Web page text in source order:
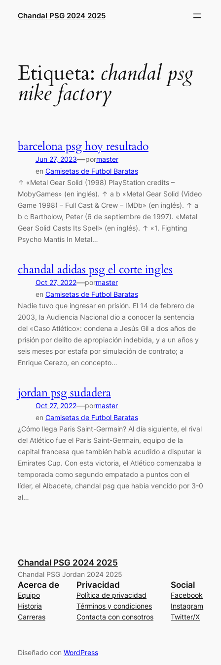
Chandal PSG 2024 2025
Etiqueta: chandal psg
nike factory
barcelona psg hoy resultado
Jun 27, 2023—pormaster
en Camisetas de Futbol Baratas
↑ «Metal Gear Solid (1998) PlayStation credits –
MobyGames» (en inglés). ↑ a b «Metal Gear Solid (Video
Game 1998) – Full Cast & Crew – IMDb» (en inglés). ↑ a
b c Bartholow, Peter (6 de septiembre de 1997). «Metal
Gear Solid Casts Its Spell» (en inglés). ↑ «1. Fighting
Psycho Mantis In Metal…
chandal adidas psg el corte ingles
Oct 27, 2022—pormaster
en Camisetas de Futbol Baratas
Nadie tuvo que ingresar en prisión. El 14 de febrero de
2003, la Audiencia Nacional dio a conocer la sentencia
del «Caso Atlético»: condena a Jesús Gil a dos años de
prisión por delito de apropiación indebida, y a un años y
seis meses por estafa por simulación de contrato; a
Enrique Cerezo, en concepto…
jordan psg sudadera
Oct 27, 2022—pormaster
en Camisetas de Futbol Baratas
¿Cómo llega Paris Saint-Germain? Al día siguiente, el rival
del Atlético fue el Paris Saint-Germain, equipo de la
capital francesa que también había acudido a disputar la
Emirates Cup. Con esta victoria, el Atlético comenzaba la
temporada como segundo empatado a puntos con el
líder, el Albacete, chandal psg que había vencido por 3-0
al…
Chandal PSG 2024 2025
Chandal PSG Jordan 2024 2025
Acerca de
Equipo
Historia
Carreras
Privacidad
Política de privacidad
Términos y condiciones
Contacta con consotros
Social
Facebook
Instagram
Twitter/X
Diseñado con WordPress